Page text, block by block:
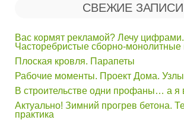
СВЕЖИЕ ЗАПИСИ
Вас кормят рекламой? Лечу цифрами.
Часторебристые сборно-монолитные
Плоская кровля. Парапеты
Рабочие моменты. Проект Дома. Узлы
В строительстве одни профаны… а я
Актуально! Зимний прогрев бетона.
практика